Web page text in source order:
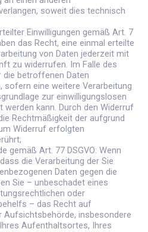
soweit dies technisch
Einwilligungen gemäß Art. 7
das Recht, eine einmal erteilte
von Daten jederzeit mit
zu widerrufen. Im Falle des
die betroffenen Daten
sofern eine weitere Verarbeitung
zur einwilligungslosen
werden kann. Durch den Widerruf
Rechtmäßigkeit der aufgrund
Widerruf erfolgten
gemäß Art. 77 DSGVO: Wenn
die Verarbeitung der Sie
Daten gegen die
Sie – unbeschadet eines
oder
– das Recht auf
Aufsichtsbehörde, insbesondere
Aufenthaltsortes, Ihres